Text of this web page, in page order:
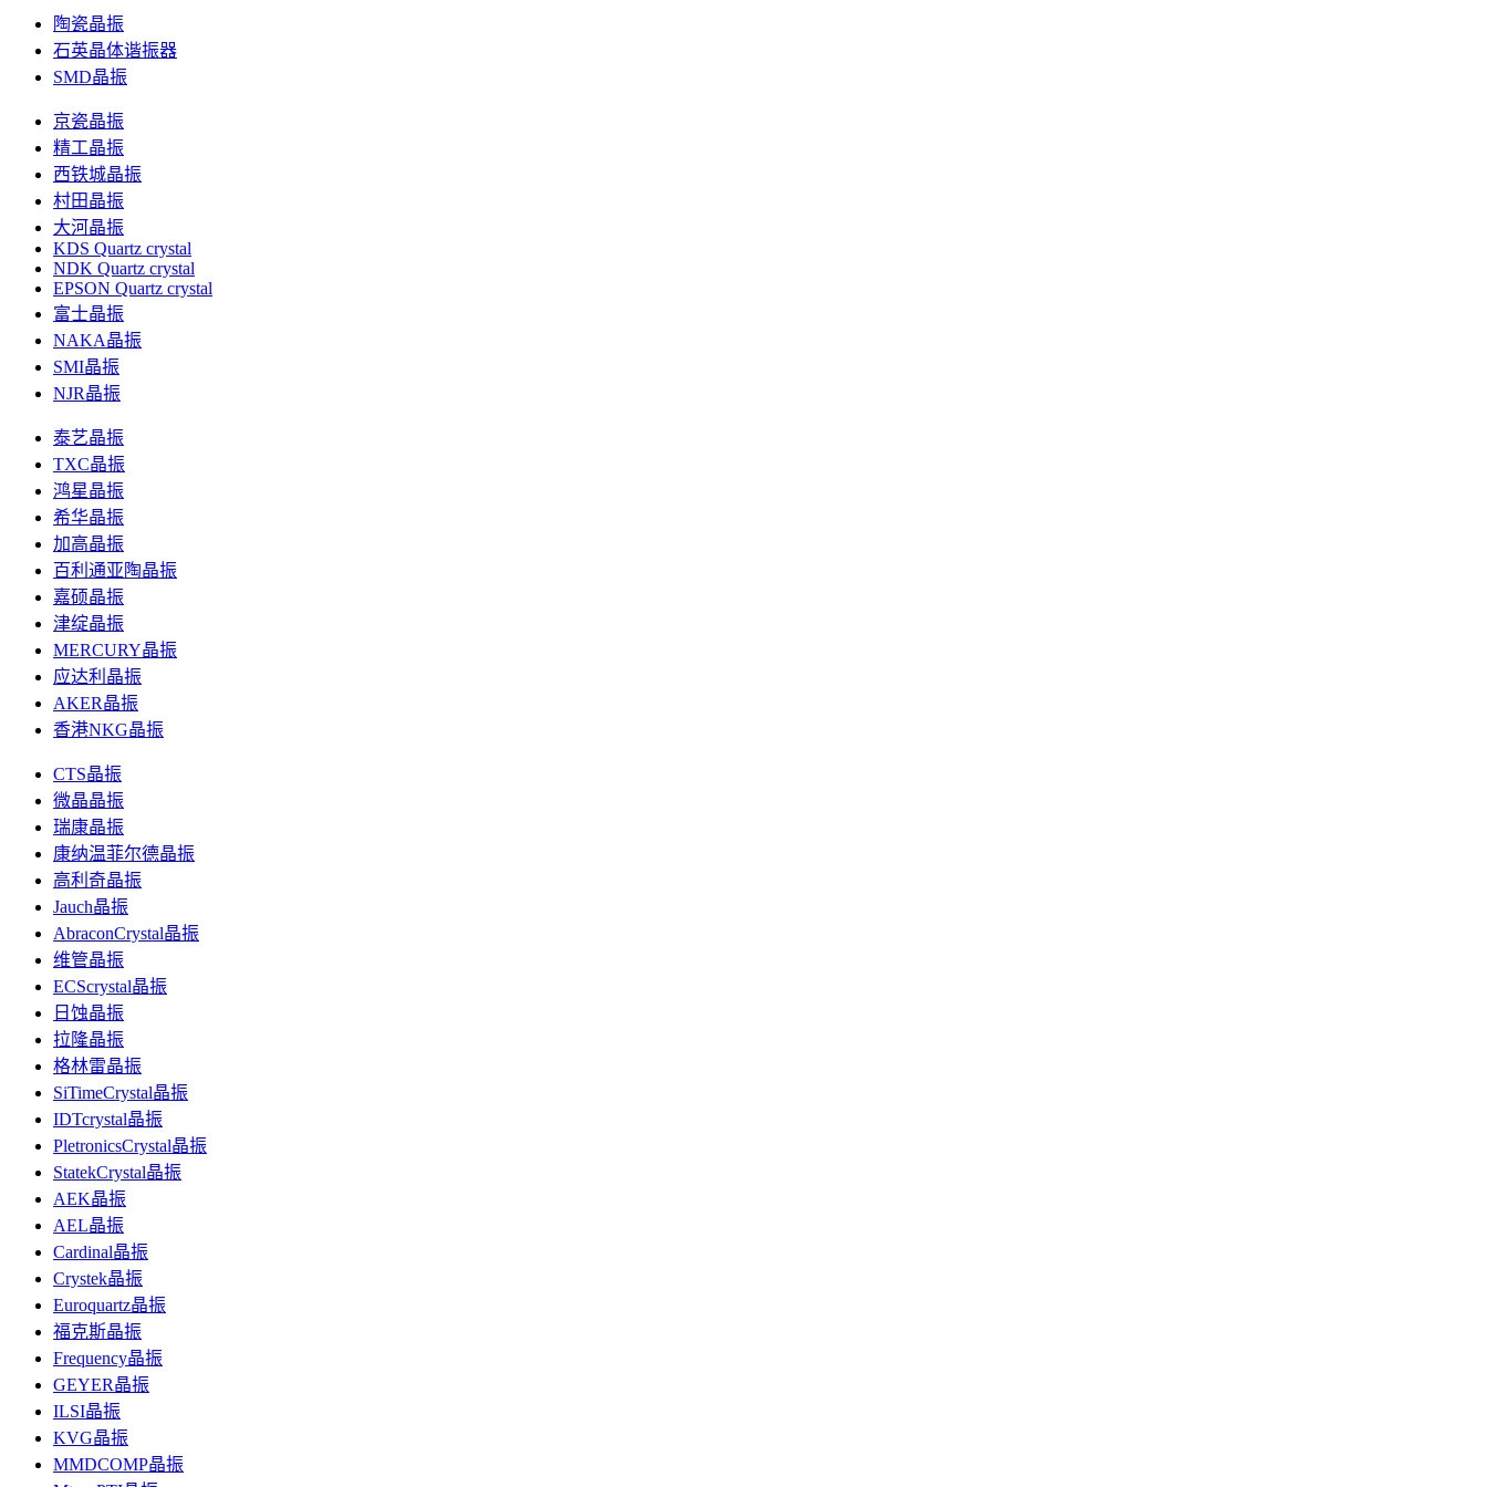
陶瓷晶振
石英晶体谐振器
SMD晶振
京瓷晶振
精工晶振
西铁城晶振
村田晶振
大河晶振
KDS Quartz crystal
NDK Quartz crystal
EPSON Quartz crystal
富士晶振
NAKA晶振
SMI晶振
NJR晶振
泰艺晶振
TXC晶振
鸿星晶振
希华晶振
加高晶振
百利通亚陶晶振
嘉硕晶振
津绽晶振
MERCURY晶振
应达利晶振
AKER晶振
香港NKG晶振
CTS晶振
微晶晶振
瑞康晶振
康纳温菲尔德晶振
高利奇晶振
Jauch晶振
AbraconCrystal晶振
维管晶振
ECScrystal晶振
日蚀晶振
拉隆晶振
格林雷晶振
SiTimeCrystal晶振
IDTcrystal晶振
PletronicsCrystal晶振
StatekCrystal晶振
AEK晶振
AEL晶振
Cardinal晶振
Crystek晶振
Euroquartz晶振
福克斯晶振
Frequency晶振
GEYER晶振
ILSI晶振
KVG晶振
MMDCOMP晶振